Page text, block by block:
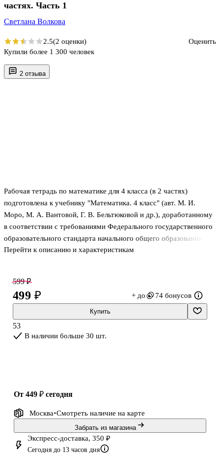
2 отзыва
Рабочая тетрадь по математике для 4 класса (в 2 частях)
подготовлена к учебнику "Математика. 4 класс" (авт. М. И.
Моро, М. А. Вантовой, Г. В. Бельтюковой и др.), доработанному
в соответствии с требованиями Федерального государственного
образовательного стандарта начального общего образования
(Приказ Министерства просвещения РФ № 286 от 31.05.2021 г.).
и навыки по математике. В учебном пособии содержится
система тренировочных и развивающих упражнений в
соответствии с разделами учебника, которые могут быть
использованы учителем для работы в классе, в качестве
материала для домашних зада
Перейти к описанию и характеристикам
частях. Часть 1
Светлана Волкова
2.5(2 оценки)
Оценить
Купили более 1 300 человек
599 ₽
499 ₽ + до 74 бонусов
Купить
53
В наличии больше 30 шт.
от 449 ₽ сегодня
Москва Смотреть наличие на карте
Забрать из магазина
Экспресс-доставка, 350 ₽
Сегодня до 13 часов дня